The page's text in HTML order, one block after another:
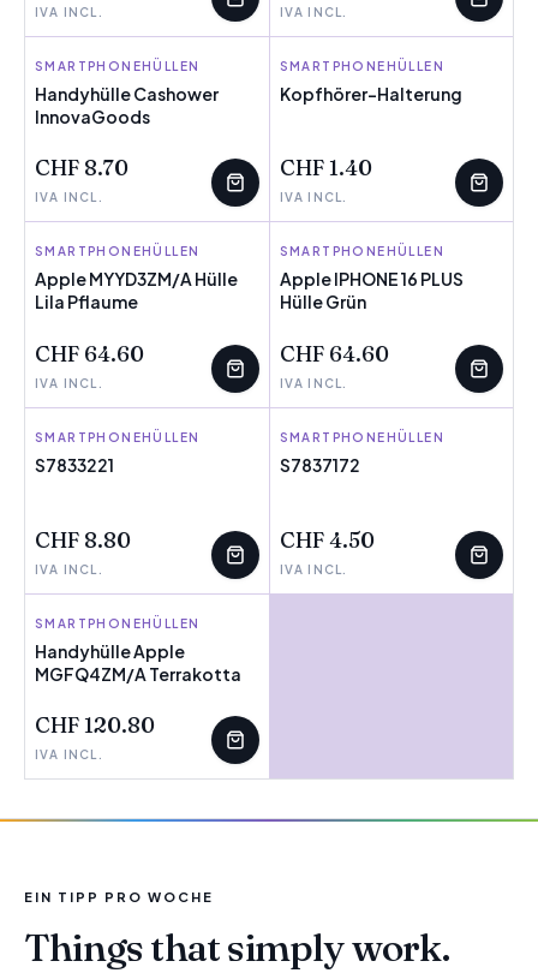
IVA INCL. IVA INCL.
INNOVAGOODS
WENIGE ÜBRIG
SMARTPHONEHÜLLEN
Handyhülle Cashower
InnovaGoods
CHF 8.70
IVA INCL.
BIGBUY TECH
SMARTPHONEHÜLLEN
Kopfhörer-Halterung
CHF 1.40
IVA INCL.
APPLE
SMARTPHONEHÜLLEN
Apple MYYD3ZM/A Hülle
Lila Pflaume
CHF 64.60
IVA INCL.
APPLE
SMARTPHONEHÜLLEN
Apple IPHONE 16 PLUS
Hülle Grün
CHF 64.60
IVA INCL.
PCCOM
SMARTPHONEHÜLLEN
S7833221
CHF 8.80
IVA INCL.
COOL
SMARTPHONEHÜLLEN
S7837172
CHF 4.50
IVA INCL.
APPLE
SMARTPHONEHÜLLEN
Handyhülle Apple
MGFQ4ZM/A Terrakotta
CHF 120.80
IVA INCL.
EIN TIPP PRO WOCHE
Things that simply work.